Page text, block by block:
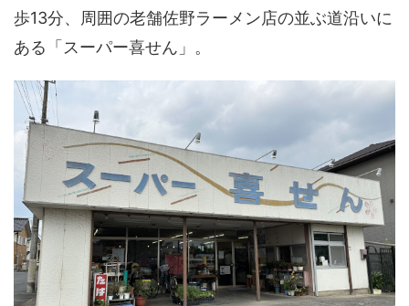
歩13分、周囲の老舗佐野ラーメン店の並ぶ道沿いに
ある「スーパー喜せん」。